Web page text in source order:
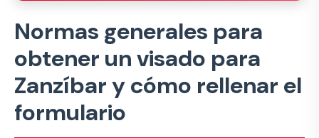
Normas generales para
obtener un visado para
Zanzíbar y cómo rellenar el
formulario